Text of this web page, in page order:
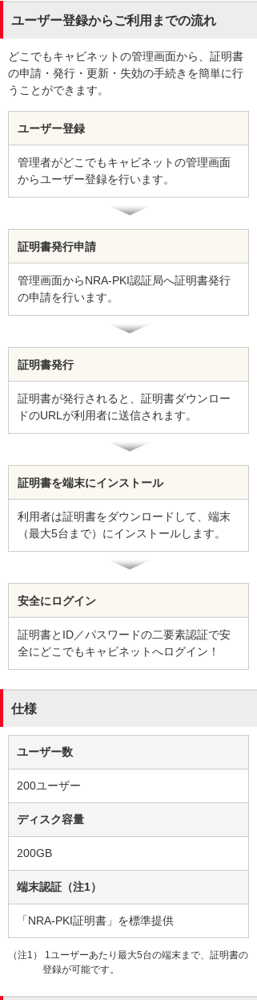
ユーザー登録からご利用までの流れ
どこでもキャビネットの管理画面から、証明書
の申請・発行・更新・失効の手続きを簡単に行
うことができます。
ユーザー登録
管理者がどこでもキャビネットの管理画面
からユーザー登録を行います。
証明書発行申請
管理画面からNRA-PKI認証局へ証明書発行
の申請を行います。
証明書発行
証明書が発行されると、証明書ダウンロー
ドのURLが利用者に送信されます。
証明書を端末にインストール
利用者は証明書をダウンロードして、端末
（最大5台まで）にインストールします。
安全にログイン
証明書とID／パスワードの二要素認証で安
全にどこでもキャビネットへログイン！
仕様
ユーザー数
200ユーザー
ディスク容量
200GB
端末認証（注1）
「NRA-PKI証明書」を標準提供
（注1） 1ユーザーあたり最大5台の端末まで、証明書の
登録が可能です。